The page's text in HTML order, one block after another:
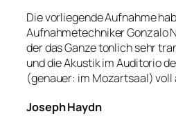
Die vorliegende Aufnahme
Aufnahmetechniker Gonzalo
der das Ganze tonlich sehr
und die Akustik im Auditorio
(genauer: im Mozartsaal) voll
Joseph Haydn